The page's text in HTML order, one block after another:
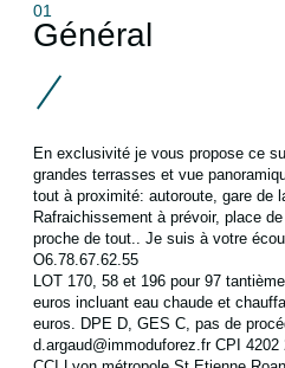
01
Général
En exclusivité je vous propose ce
grandes terrasses et vue
tout à proximité: autoroute, gare de
Rafraichissement à prévoir, place
proche de tout.. Je suis à votre
O6.78.67.62.55
LOT 170, 58 et 196 pour 97
euros incluant eau chaude et
euros. DPE D, GES C, pas de
d.argaud@immoduforez.fr CPI